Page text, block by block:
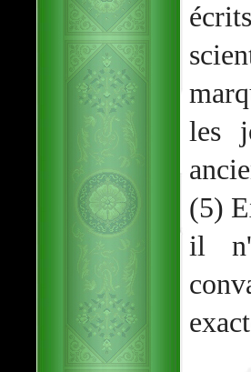
les
(5)
il